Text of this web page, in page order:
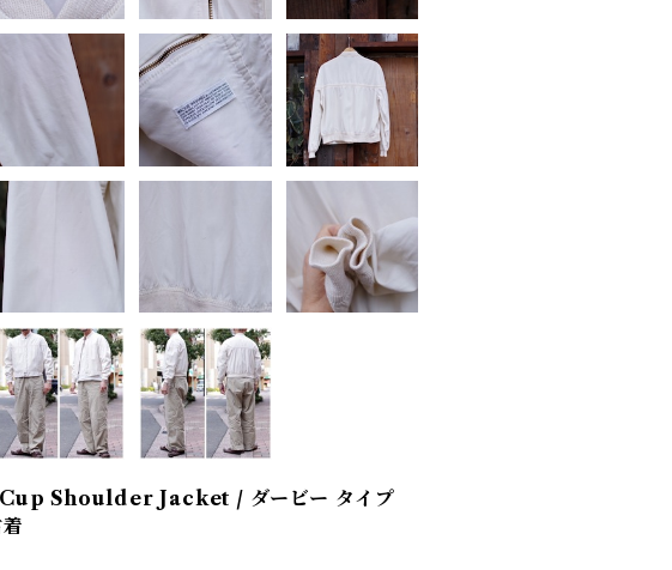
Shoulder Jacket / ダービー タイプ